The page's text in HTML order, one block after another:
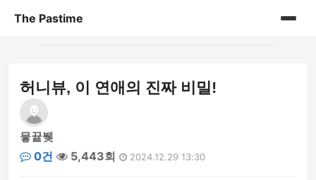
The Pastime
게시판
허니뷰, 이 연애의 진짜 비밀!
뮿끁뷎
0건
5,443회 2024.12.29 13:30